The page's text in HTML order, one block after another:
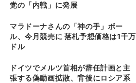
党の「内戦」に発展
マラドーナさんの「神の手」ボー
ル、今月競売に 落札予想価格は1千万
ドル
ドイツでメルツ首相が辞任計画と主
張する偽動画拡散、背後にロシア系